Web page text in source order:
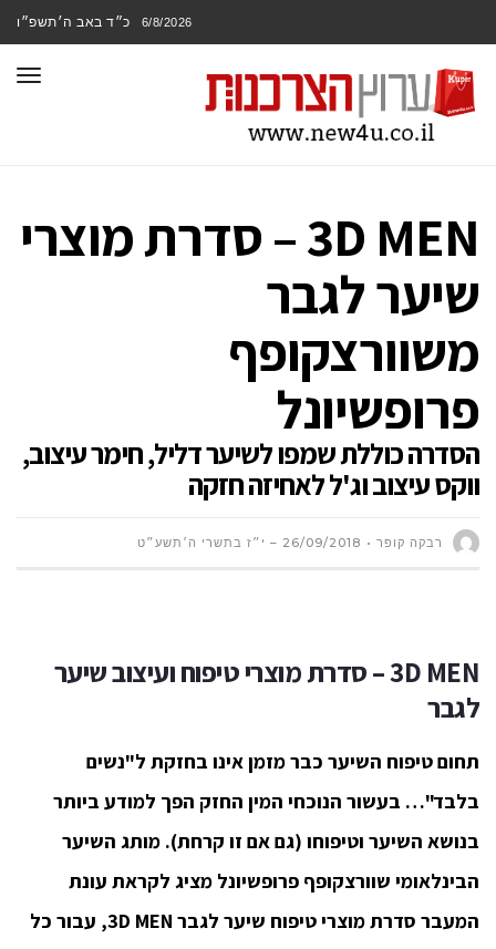
6/8/2026 כ״ד באב ה׳תשפ״ו
3D MEN – סדרת מוצרי
שיער לגבר
משוורצקופף
פרופשיונל
הסדרה כוללת שמפו לשיער דליל, חימר עיצוב,
ווקס עיצוב וג'ל לאחיזה חזקה
רבקה קופר 26/09/2018 – י״ז בתשרי ה׳תשע״ט
3D MEN
–סדרת מוצרי טיפוח ועיצוב שיער
לגבר
תחום טיפוח השיער כבר מזמן אינו בחזקת ל"נשים
בלבד"… בעשור הנוכחי המין החזק הפך למודע ביותר
בנושא השיער וטיפוחו (גם אם זו קרחת). מותג השיער
הבינלאומי שוורצקופף פרופשיונל מציג לקראת עונת
המעבר סדרת מוצרי טיפוח שיער לגבר 3D MEN, עבור כל